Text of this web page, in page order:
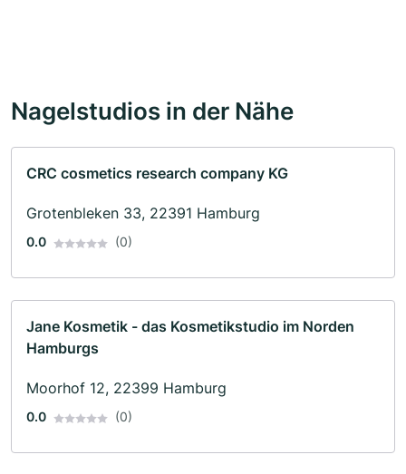
Nagelstudios in der Nähe
CRC cosmetics research company KG
Grotenbleken 33, 22391 Hamburg
0.0 (0)
Jane Kosmetik - das Kosmetikstudio im Norden
Hamburgs
Moorhof 12, 22399 Hamburg
0.0 (0)